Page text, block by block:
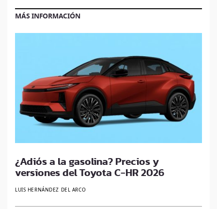
MÁS INFORMACIÓN
¿Adiós a la gasolina? Precios y
versiones del Toyota C-HR 2026
LUIS HERNÁNDEZ DEL ARCO